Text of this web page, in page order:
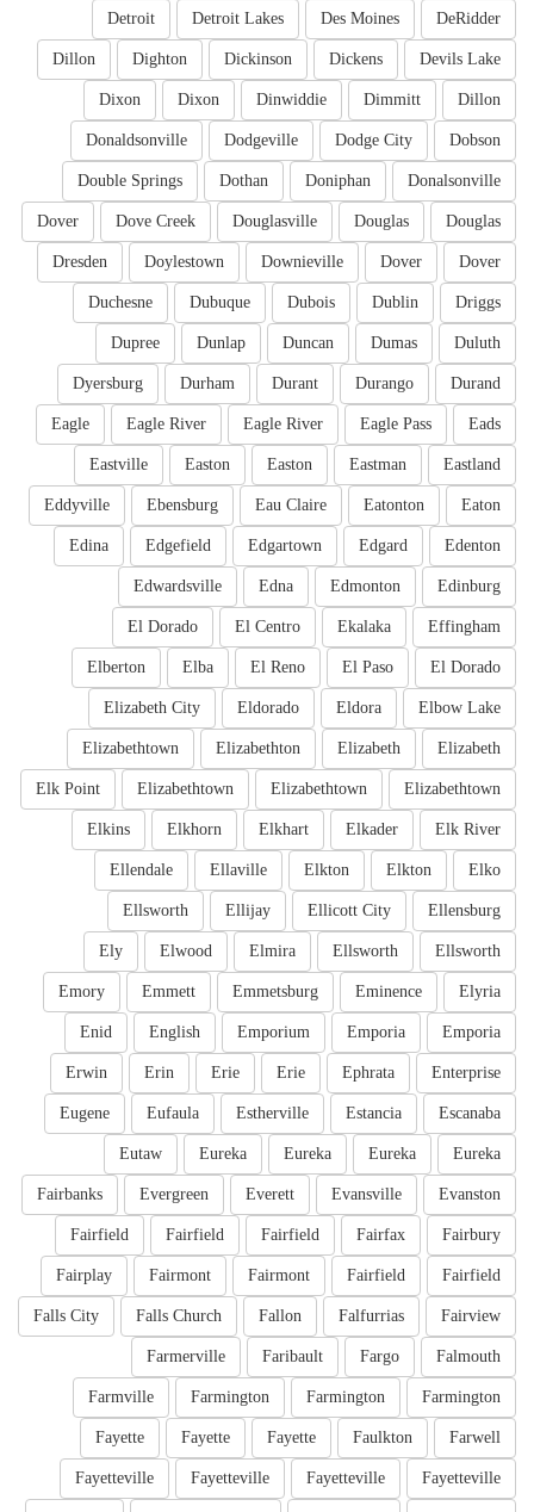
DeRidder
Des Moines
Detroit Lakes
Detroit
Devils Lake
Dickens
Dickinson
Dighton
Dillon
Dillon
Dimmitt
Dinwiddie
Dixon
Dixon
Dobson
Dodge City
Dodgeville
Donaldsonville
Donalsonville
Doniphan
Dothan
Double Springs
Douglas
Douglas
Douglasville
Dove Creek
Dover
Dover
Dover
Downieville
Doylestown
Dresden
Driggs
Dublin
Dubois
Dubuque
Duchesne
Duluth
Dumas
Duncan
Dunlap
Dupree
Durand
Durango
Durant
Durham
Dyersburg
Eads
Eagle Pass
Eagle River
Eagle River
Eagle
Eastland
Eastman
Easton
Easton
Eastville
Eaton
Eatonton
Eau Claire
Ebensburg
Eddyville
Edenton
Edgard
Edgartown
Edgefield
Edina
Edinburg
Edmonton
Edna
Edwardsville
Effingham
Ekalaka
El Centro
El Dorado
El Dorado
El Paso
El Reno
Elba
Elberton
Elbow Lake
Eldora
Eldorado
Elizabeth City
Elizabeth
Elizabeth
Elizabethton
Elizabethtown
Elizabethtown
Elizabethtown
Elizabethtown
Elk Point
Elk River
Elkader
Elkhart
Elkhorn
Elkins
Elko
Elkton
Elkton
Ellaville
Ellendale
Ellensburg
Ellicott City
Ellijay
Ellsworth
Ellsworth
Ellsworth
Elmira
Elwood
Ely
Elyria
Eminence
Emmetsburg
Emmett
Emory
Emporia
Emporia
Emporium
English
Enid
Enterprise
Ephrata
Erie
Erie
Erin
Erwin
Escanaba
Estancia
Estherville
Eufaula
Eugene
Eureka
Eureka
Eureka
Eureka
Eutaw
Evanston
Evansville
Everett
Evergreen
Fairbanks
Fairbury
Fairfax
Fairfield
Fairfield
Fairfield
Fairfield
Fairfield
Fairmont
Fairmont
Fairplay
Fairview
Falfurrias
Fallon
Falls Church
Falls City
Falmouth
Fargo
Faribault
Farmerville
Farmington
Farmington
Farmington
Farmville
Farwell
Faulkton
Fayette
Fayette
Fayette
Fayetteville
Fayetteville
Fayetteville
Fayetteville